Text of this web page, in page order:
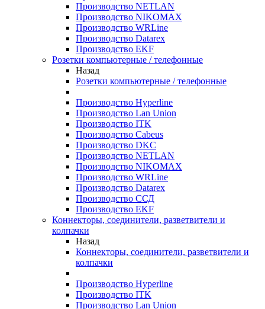
Производство NETLAN
Производство NIKOMAX
Производство WRLine
Производство Datarex
Производство EKF
Розетки компьютерные / телефонные
Назад
Розетки компьютерные / телефонные
Производство Hyperline
Производство Lan Union
Производство ITK
Производство Cabeus
Производство DKC
Производство NETLAN
Производство NIKOMAX
Производство WRLine
Производство Datarex
Производство ССД
Производство EKF
Коннекторы, соединители, разветвители и
колпачки
Назад
Коннекторы, соединители, разветвители и
колпачки
Производство Hyperline
Производство ITK
Производство Lan Union